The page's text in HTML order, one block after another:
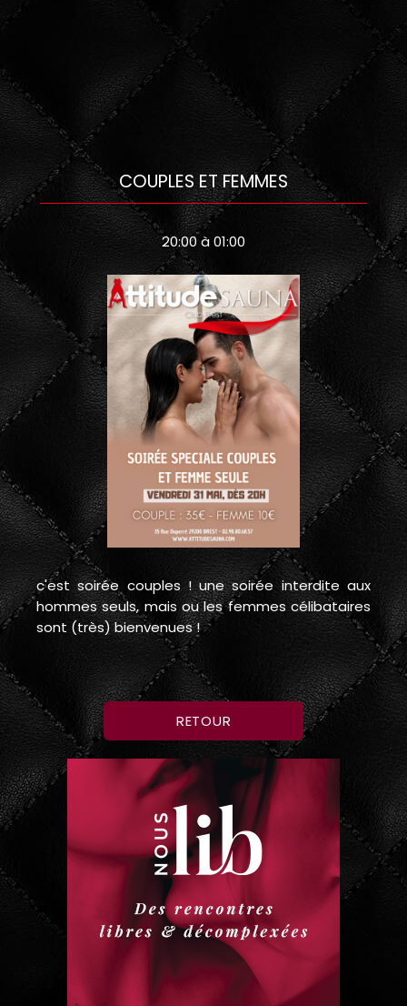
COUPLES ET FEMMES
20:00 à 01:00
c'est soirée couples ! une soirée interdite aux
hommes seuls, mais ou les femmes célibataires
sont (très) bienvenues !
RETOUR